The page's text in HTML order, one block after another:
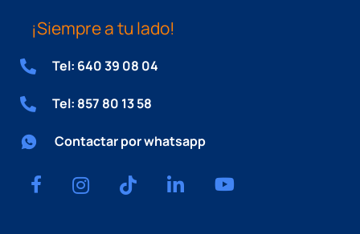
¡Siempre a tu lado!
Tel: 640 39 08 04
Tel: 857 80 13 58
Contactar por whatsapp